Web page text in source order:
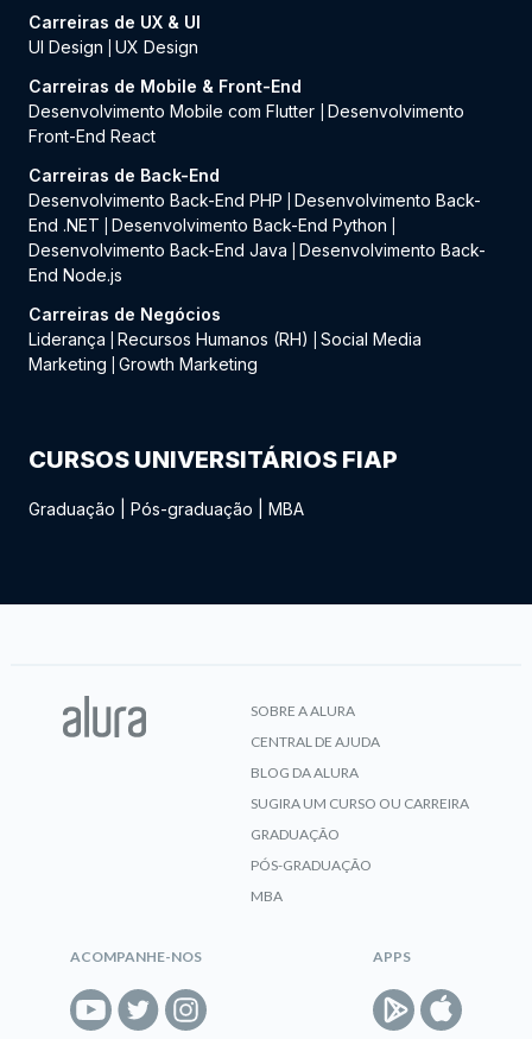
Carreiras de UX & UI
UI Design
UX Design
Carreiras de Mobile & Front-End
Desenvolvimento Mobile com Flutter
Desenvolvimento
Front-End React
Carreiras de Back-End
Desenvolvimento Back-End PHP
Desenvolvimento Back-
End .NET
Desenvolvimento Back-End Python
Desenvolvimento Back-End Java
Desenvolvimento Back-
End Node.js
Carreiras de Negócios
Liderança
Recursos Humanos (RH)
Social Media
Marketing
Growth Marketing
CURSOS UNIVERSITÁRIOS FIAP
Graduação Pós-graduação MBA
SOBRE A ALURA
CENTRAL DE AJUDA
BLOG DA ALURA
SUGIRA UM CURSO OU CARREIRA
GRADUAÇÃO
PÓS-GRADUAÇÃO
MBA
ACOMPANHE-NOS APPS